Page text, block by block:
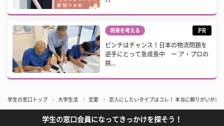
将来を考える PR
ピンチはチャンス！日本の物流問題を
逆手にとって急成長中 ー ア・プロの
挑...
学生の窓口トップ 大学生活 恋愛 恋人にしたいタイプはコレ！ 本当に頼りがいがあ
学生の窓口会員になってきっかけを探そう！